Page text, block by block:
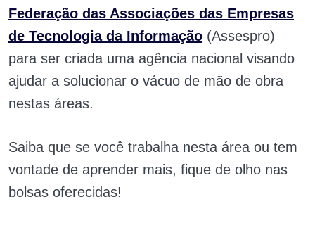
Federação das Associações das Empresas
de Tecnologia da Informação (Assespro)
para ser criada uma agência nacional visando
ajudar a solucionar o vácuo de mão de obra
nestas áreas.
Saiba que se você trabalha nesta área ou tem
vontade de aprender mais, fique de olho nas
bolsas oferecidas!